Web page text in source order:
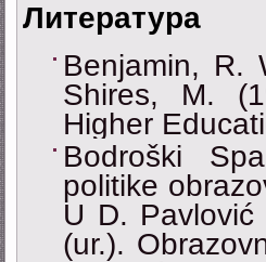
Литература
Benjamin, R.
Shires, M.
Higher
Bodroški
politike
U D. Pavlović
(ur.).